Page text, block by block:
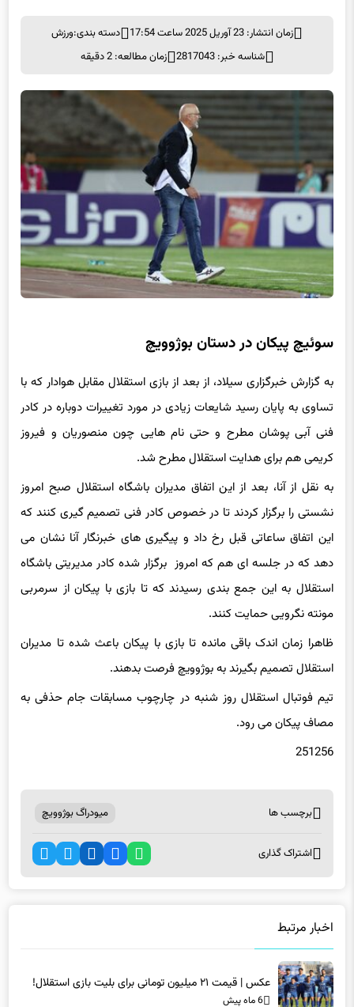
زمان انتشار: 23 آوریل 2025 ساعت 17:54 دسته بندی:ورزش
شناسه خبر: 2817043
زمان مطالعه: 2 دقیقه
سوئیچ پیکان در دستان بوژوویچ
به گزارش خبرگزاری سیلاد، از بعد از بازی استقلال مقابل هوادار که با
تساوی به پایان رسید شایعات زیادی در مورد تغییرات دوباره در کادر
فنی آبی پوشان مطرح و حتی نام هایی چون منصوریان و فیروز
کریمی هم برای هدایت استقلال مطرح شد.
به نقل از آنا، بعد از این اتفاق مدیران باشگاه استقلال صبح امروز
نشستی را برگزار کردند تا در خصوص کادر فنی تصمیم گیری کنند که
این اتفاق ساعاتی قبل رخ داد و پیگیری های خبرنگار آنا نشان می
دهد که در جلسه ای هم که امروز برگزار شده کادر مدیریتی باشگاه
استقلال به این جمع بندی رسیدند که تا بازی با پیکان از سرمربی
مونته نگرویی حمایت کنند.
ظاهرا زمان اندک باقی مانده تا بازی با پیکان باعث شده تا مدیران
استقلال تصمیم بگیرند به بوژوویچ فرصت بدهند.
تیم فوتبال استقلال روز شنبه در چارچوب مسابقات جام حذفی به
مصاف پیکان می رود.
251256
برچسب ها میودراگ بوژوویچ
اشتراک گذاری
اخبار مرتبط
عکس | قیمت ۲۱ میلیون تومانی برای بلیت بازی استقلال!
6 ماه پیش